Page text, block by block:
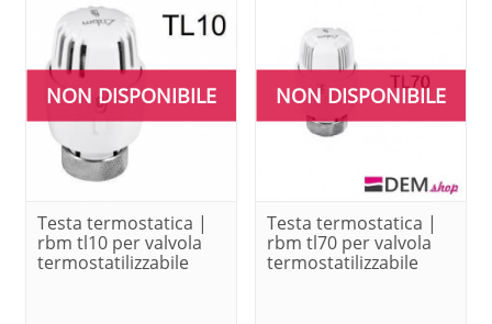
NON DISPONIBILE
Testa termostatica |
rbm tl10 per valvola
termostatilizzabile
NON DISPONIBILE
Testa termostatica |
rbm tl70 per valvola
termostatilizzabile